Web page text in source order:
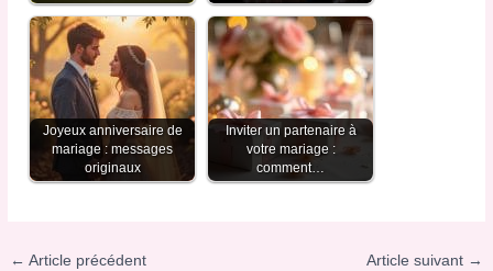
Joyeux anniversaire de
mariage : messages
originaux
Inviter un partenaire à
votre mariage :
comment…
← Article précédent Article suivant →